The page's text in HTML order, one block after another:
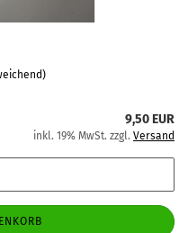
9,50 EUR
inkl. 19% MwSt. zzgl. Versand